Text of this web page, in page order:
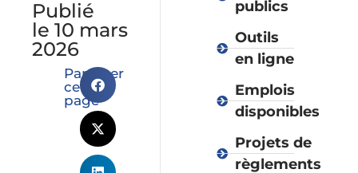
Publié
le 10 mars
2026
Partager
cette
page
publics
Outils
en ligne
Emplois
disponibles
Projets de
règlements